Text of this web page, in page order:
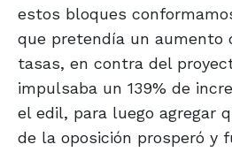
estos bloques
que pretendía un aumento
tasas, en contra del
impulsaba un 139% de
el edil, para luego agregar
de la oposición prosperó y